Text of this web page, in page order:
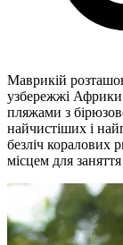
Маврикій
узбережжі
пляжами з
найчистіших і
безліч коралових
місцем для